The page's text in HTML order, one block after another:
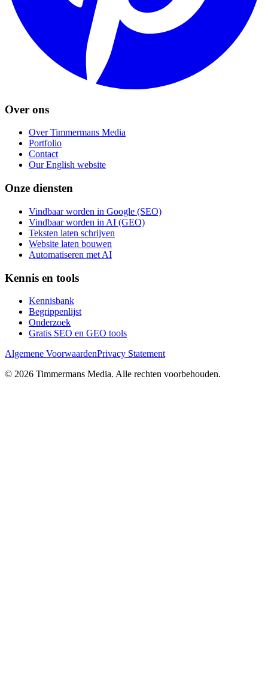
Over ons
Over Timmermans Media
Portfolio
Contact
Our English website
Onze diensten
Vindbaar worden in Google (SEO)
Vindbaar worden in AI (GEO)
Teksten laten schrijven
Website laten bouwen
Automatiseren met AI
Kennis en tools
Kennisbank
Begrippenlijst
Onderzoek
Gratis SEO en GEO tools
Algemene VoorwaardenPrivacy Statement
© 2026 Timmermans Media. Alle rechten voorbehouden.